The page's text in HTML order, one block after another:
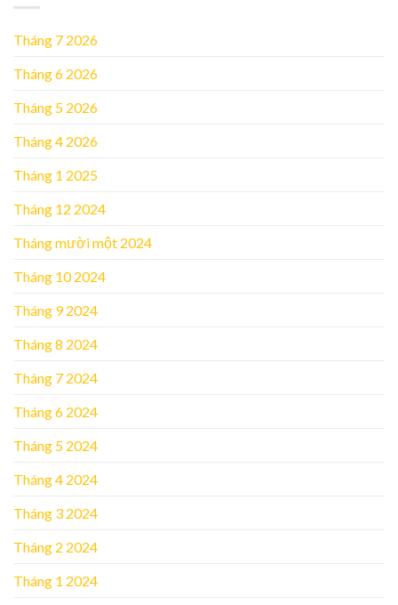
Tháng 7 2026
Tháng 6 2026
Tháng 5 2026
Tháng 4 2026
Tháng 1 2025
Tháng 12 2024
Tháng mười một 2024
Tháng 10 2024
Tháng 9 2024
Tháng 8 2024
Tháng 7 2024
Tháng 6 2024
Tháng 5 2024
Tháng 4 2024
Tháng 3 2024
Tháng 2 2024
Tháng 1 2024